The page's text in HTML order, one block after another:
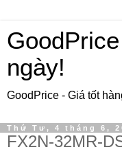
ngày!
GoodPrice - Giá tốt
Thứ Tư, 4 tháng 6,
FX2N-32MR-